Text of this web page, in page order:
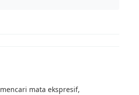
mata ekspresif,